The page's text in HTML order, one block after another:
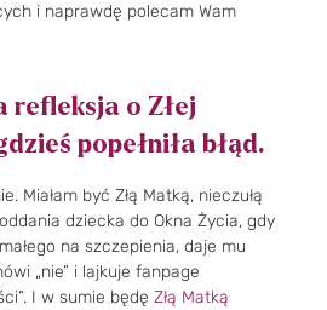
i naprawdę polecam Wam
refleksja o Złej
popełniła błąd.
Miałam być Złą Matką, nieczułą
dziecka do Okna Życia, gdy
na szczepienia, daje mu
„nie” i lajkuje fanpage
I w sumie będę Złą Matką